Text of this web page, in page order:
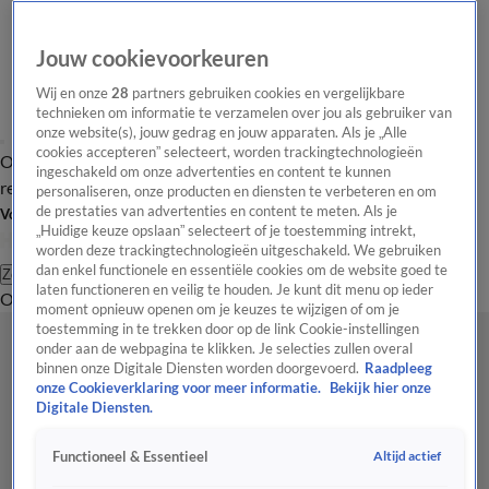
Overzicht Laatste nieuws Regionieuws Het beste van Hart
Tip de
redactie
Volg Hart van Nederland
Zoeken
OverzichtRegioUitzendingenWeerTip de redactiePanelVideo's
Jouw cookievoorkeuren
Wij en onze28 partners gebruiken cookies en vergelijkbare
technieken om informatie te verzamelen over jou als gebruiker van
onze website(s), jouw gedrag en jouw apparaten. Als je „Alle
cookies accepteren” selecteert, worden trackingtechnologieën
ingeschakeld om onze advertenties en content te kunnen
personaliseren, onze producten en diensten te verbeteren en om
de prestaties van advertenties en content te meten. Als je
„Huidige keuze opslaan” selecteert of je toestemming intrekt,
worden deze trackingtechnologieën uitgeschakeld. We gebruiken
dan enkel functionele en essentiële cookies om de website goed te
laten functioneren en veilig te houden. Je kunt dit menu op ieder
moment opnieuw openen om je keuzes te wijzigen of om je
toestemming in te trekken door op de link Cookie-instellingen
onder aan de webpagina te klikken. Je selecties zullen overal
binnen onze Digitale Diensten worden doorgevoerd. Raadpleeg
onze Cookieverklaring voor meer informatie.
Bekijk hier onze
Digitale Diensten.
Functioneel & Essentieel Altijd actief